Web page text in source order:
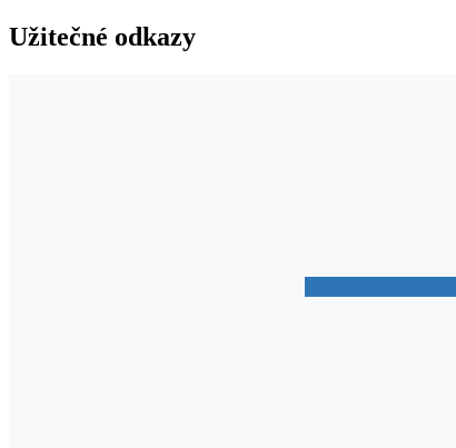
Užitečné odkazy